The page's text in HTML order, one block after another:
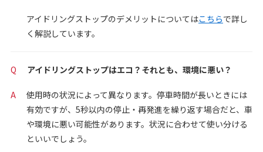
アイドリングストップのデメリットについてはこちらで詳し
く解説しています。
Q アイドリングストップはエコ？それとも、環境に悪い？
A
使用時の状況によって異なります。停車時間が長いときには
有効ですが、5秒以内の停止・再発進を繰り返す場合だと、車
や環境に悪い可能性があります。状況に合わせて使い分ける
といいでしょう。